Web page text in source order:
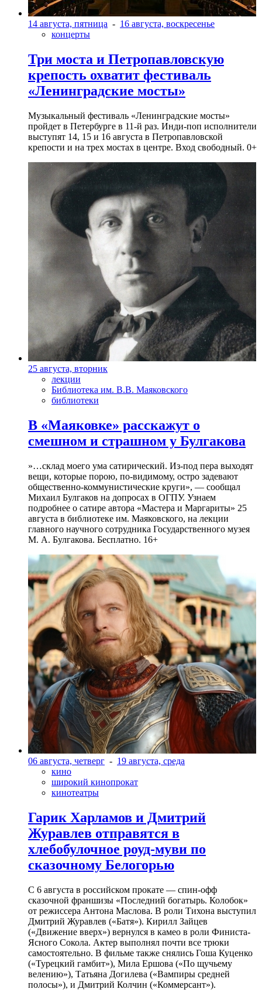
14 августа, пятница - 16 августа, воскресенье
концерты
Три моста и Петропавловскую
крепость охватит фестиваль
«Ленинградские мосты»
Музыкальный фестиваль «Ленинградские мосты»
пройдет в Петербурге в 11-й раз. Инди-поп исполнители
выступят 14, 15 и 16 августа в Петропавловской
крепости и на трех мостах в центре. Вход свободный. 0+
25 августа, вторник
лекции
Библиотека им. В.В. Маяковского
библиотеки
В «Маяковке» расскажут о
смешном и страшном у Булгакова
»…склад моего ума сатирический. Из-под пера выходят
вещи, которые порою, по-видимому, остро задевают
общественно-коммунистические круги», — сообщал
Михаил Булгаков на допросах в ОГПУ. Узнаем
подробнее о сатире автора «Мастера и Маргариты» 25
августа в библиотеке им. Маяковского, на лекции
главного научного сотрудника Государственного музея
М. А. Булгакова. Бесплатно. 16+
06 августа, четверг - 19 августа, среда
кино
широкий кинопрокат
кинотеатры
Гарик Харламов и Дмитрий
Журавлев отправятся в
хлебобулочное роуд-муви по
сказочному Белогорью
С 6 августа в российском прокате — спин-офф
сказочной франшизы «Последний богатырь. Колобок»
от режиссера Антона Маслова. В роли Тихона выступил
Дмитрий Журавлев («Батя»). Кирилл Зайцев
(«Движение вверх») вернулся в камео в роли Финиста-
Ясного Сокола. Актер выполнял почти все трюки
самостоятельно. В фильме также снялись Гоша Куценко
(«Турецкий гамбит»), Мила Ершова («По щучьему
велению»), Татьяна Догилева («Вампиры средней
полосы»), и Дмитрий Колчин («Коммерсант»).